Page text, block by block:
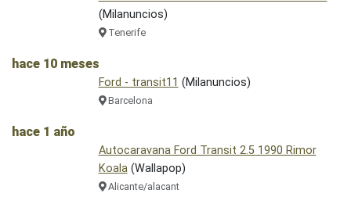
(Milanuncios)
Tenerife
hace 10 meses
Ford - transit11 (Milanuncios)
Barcelona
hace 1 año
Autocaravana Ford Transit 2.5 1990 Rimor
Koala(Wallapop)
Alicante/alacant